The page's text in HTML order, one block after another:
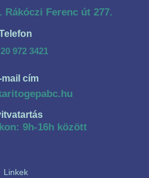
Rákóczi Ferenc út 277.
972 3421
mail cím
9h-16h között
Linkek